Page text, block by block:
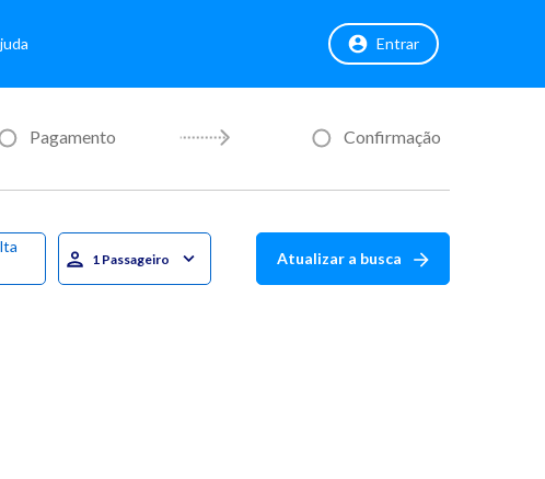
Entrar
Pagamento Confirmação
1 Passageiro Atualizar a busca